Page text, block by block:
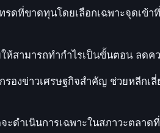
รดที่ขาดทุนโดยเลือกเฉพาะจุดเข้
ห้สามารถทำกำไรเป็นขั้นตอน ลด
รองข่าวเศรษฐกิจสำคัญ ช่วยหลีกเ
จะดำเนินการเฉพาะในสภาวะตลา